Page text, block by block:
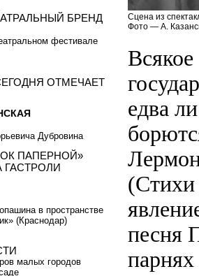
Сцена из
Фото — А.
едва
(Стихи
песня
БРЕНД
фестивале
ОТМЕЧАЕТ
Дубровина
ПАПЕРНОЙ»
ГАСТРОЛИ
в пространстве
(Краснодар)
малых городов